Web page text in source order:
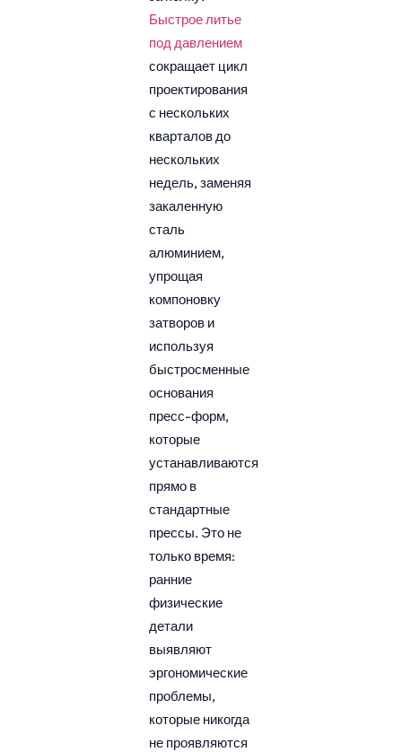
Быстрое литье
под давлением
сокращает цикл
проектирования
с нескольких
кварталов до
нескольких
недель, заменяя
закаленную
сталь
алюминием,
упрощая
компоновку
затворов и
используя
быстросменные
основания
пресс-форм,
которые
устанавливаются
прямо в
стандартные
прессы. Это не
только время:
ранние
физические
детали
выявляют
эргономические
проблемы,
которые никогда
не проявляются